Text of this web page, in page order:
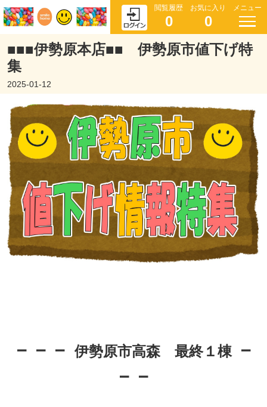
閲覧履歴
0
お気に入り
0
メニュー
■■■伊勢原本店■■ 伊勢原市値下げ特
集
2025-01-12
－－－伊勢原市高森 最終１棟 －
－－